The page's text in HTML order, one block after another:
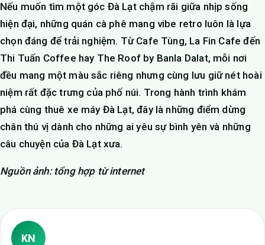
Nếu muốn tìm một góc Đà Lạt chậm rãi giữa nhịp sống
hiện đại, những quán cà phê mang vibe retro luôn là lựa
chọn đáng để trải nghiệm. Từ Cafe Tùng, La Fin Cafe đến
Thi Tuấn Coffee hay The Roof by Banla Dalat, mỗi nơi
đều mang một màu sắc riêng nhưng cùng lưu giữ nét hoài
niệm rất đặc trưng của phố núi. Trong hành trình khám
phá cùng thuê xe máy Đà Lạt, đây là những điểm dừng
chân thú vị dành cho những ai yêu sự bình yên và những
câu chuyện của Đà Lạt xưa.
Nguồn ảnh: tổng hợp từ internet
KN